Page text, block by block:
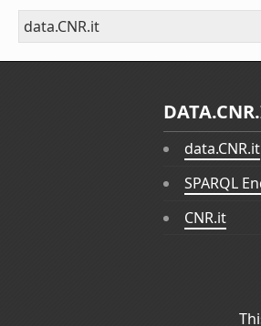
data.CNR.it
data.CNR.it
SPARQL
CNR.it